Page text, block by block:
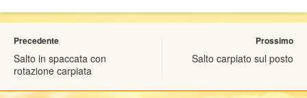
Precedente
Salto in spaccata con
rotazione carpiata
Prossimo
Salto carpiato sul posto